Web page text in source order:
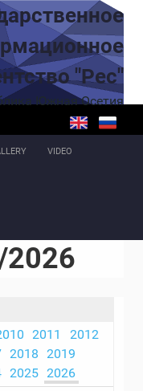
"Рес"
Южная Осетия
VIDEO
2011
2012
2018
2019
2025 2026